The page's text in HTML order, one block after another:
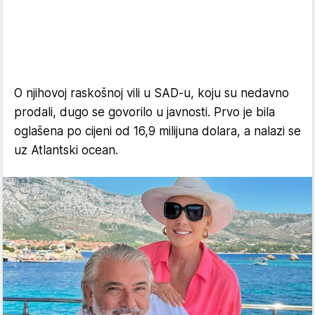
O njihovoj raskošnoj vili u SAD-u, koju su nedavno
prodali, dugo se govorilo u javnosti. Prvo je bila
oglašena po cijeni od 16,9 milijuna dolara, a nalazi se
uz Atlantski ocean.